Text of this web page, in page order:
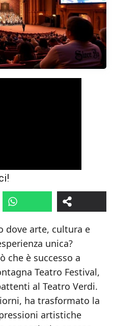
dove arte, cultura e
unica?
che è successo a
Teatro Festival,
al Teatro Verdi.
ha trasformato la
artistiche